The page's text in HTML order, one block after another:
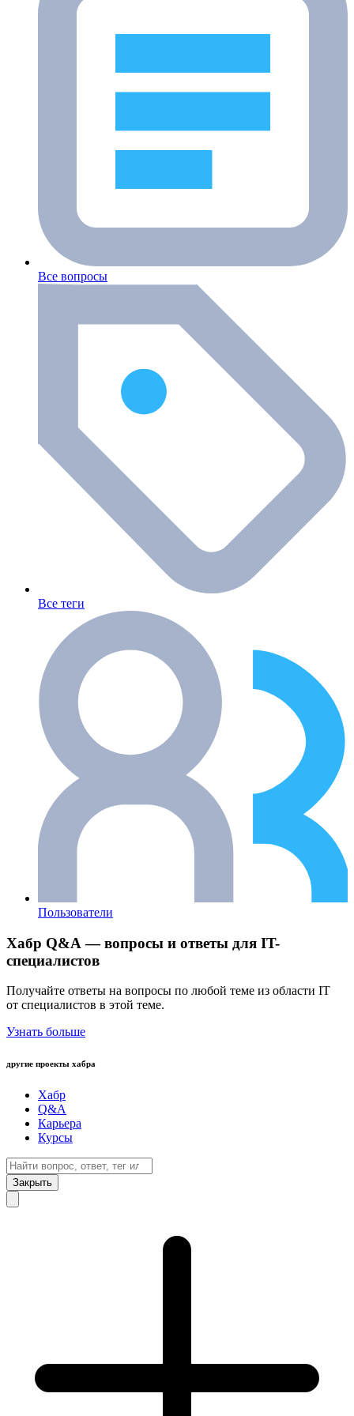
Все вопросы
Все теги
Пользователи
Хабр Q&A — вопросы и ответы для IT-
специалистов
Получайте ответы на вопросы по любой теме из области IT
от специалистов в этой теме.
Узнать больше
другие проекты хабра
Хабр
Q&A
Карьера
Курсы
Закрыть